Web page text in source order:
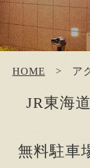
HOME ア
JR東海
無料駐車